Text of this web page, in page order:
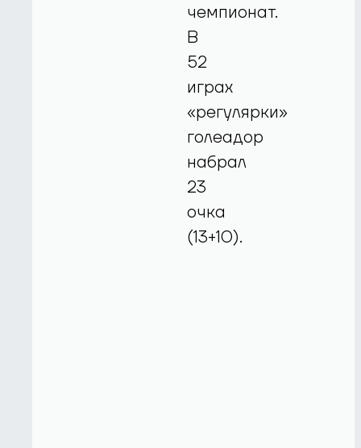
чемпионат.
В
52
играх
«регулярки»
голеадор
набрал
23
очка
(13+10).